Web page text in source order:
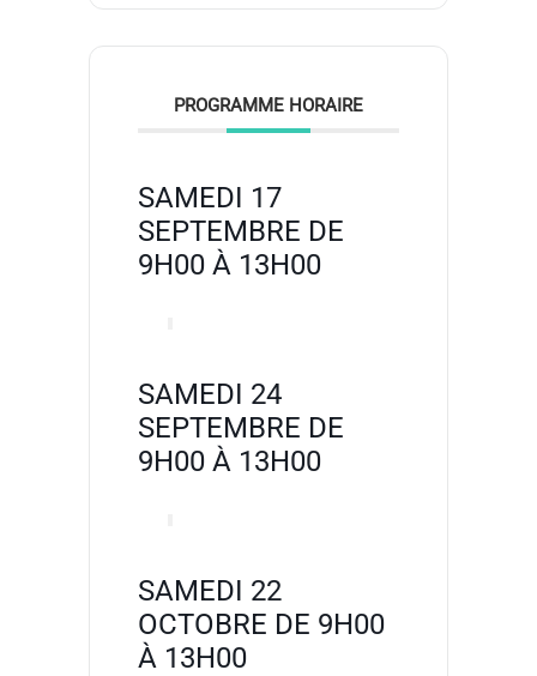
PROGRAMME HORAIRE
SAMEDI 17
SEPTEMBRE DE
9H00 À 13H00
SAMEDI 24
SEPTEMBRE DE
9H00 À 13H00
SAMEDI 22
OCTOBRE DE 9H00
À 13H00